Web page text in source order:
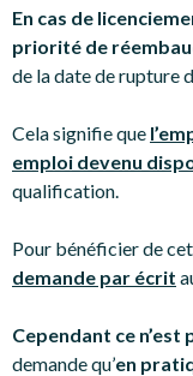
En cas de
priorité de
de la date de rupture
Cela signifie que
emploi devenu
qualification.
Pour bénéficier de
demande par écrit
Cependant ce n’est
demande qu’en